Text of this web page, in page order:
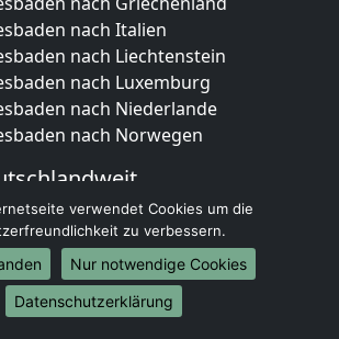
nach Italien
nach Liechtenstein
nach Luxemburg
nach Niederlande
nach Norwegen
nach Berlin
nach Hamburg
nach München
nach Köln
nach Frankfurt am Main
verwendet Cookies um die
zu verbessern.
Nur notwendige Cookies
Datenschutzerklärung